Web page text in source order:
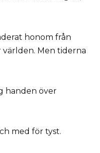
honom från
världen. Men tiderna
handen över
med för tyst.